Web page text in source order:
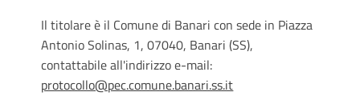
Il titolare è il Comune di Banari con sede in Piazza
Antonio Solinas, 1, 07040, Banari (SS),
contattabile all'indirizzo e-mail:
protocollo@pec.comune.banari.ss.it